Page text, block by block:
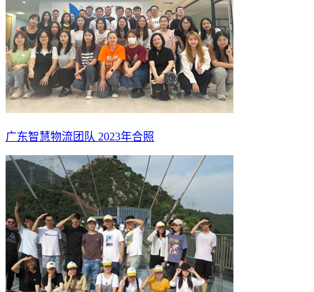
广东智慧物流团队 2023年合照